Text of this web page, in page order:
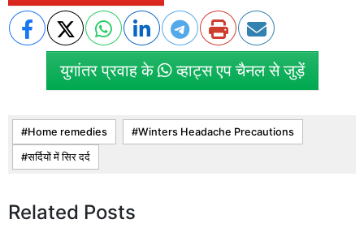
युगांतर प्रवाह के व्हाट्स एप चैनल से जुड़ें
Home remedies Winters Headache Precautions
सर्दियों में सिर दर्द
Related Posts